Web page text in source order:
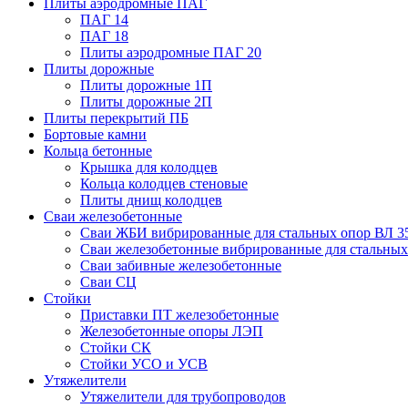
Плиты аэродромные ПАГ
ПАГ 14
ПАГ 18
Плиты аэродромные ПАГ 20
Плиты дорожные
Плиты дорожные 1П
Плиты дорожные 2П
Плиты перекрытий ПБ
Бортовые камни
Кольца бетонные
Крышка для колодцев
Кольца колодцев стеновые
Плиты днищ колодцев
Сваи железобетонные
Сваи ЖБИ вибрированные для стальных опор ВЛ
Сваи железобетонные вибрированные для
Сваи забивные железобетонные
Сваи СЦ
Стойки
Приставки ПТ железобетонные
Железобетонные опоры ЛЭП
Стойки СК
Стойки УСО и УСВ
Утяжелители
Утяжелители для трубопроводов